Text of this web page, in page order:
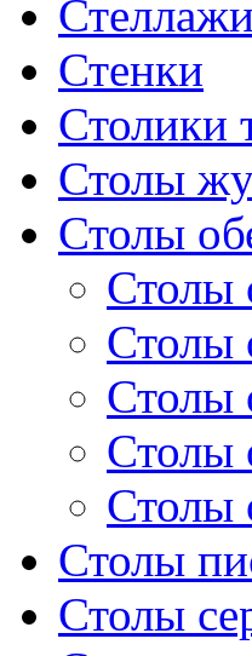
Стеллажи
Стенки
Столики
Столы
Столы
Столы
Столы
Столы
Столы
Столы
Столы
Столы